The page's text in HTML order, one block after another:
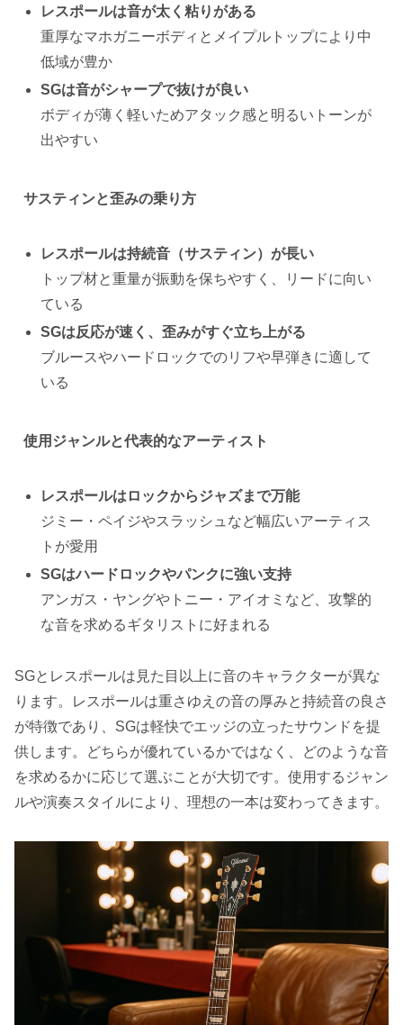
レスポールは音が太く粘りがある
重厚なマホガニーボディとメイプルトップにより中
低域が豊か
SGは音がシャープで抜けが良い
ボディが薄く軽いためアタック感と明るいトーンが
出やすい
サスティンと歪みの乗り方
レスポールは持続音（サスティン）が長い
トップ材と重量が振動を保ちやすく、リードに向い
ている
SGは反応が速く、歪みがすぐ立ち上がる
ブルースやハードロックでのリフや早弾きに適して
いる
使用ジャンルと代表的なアーティスト
レスポールはロックからジャズまで万能
ジミー・ペイジやスラッシュなど幅広いアーティス
トが愛用
SGはハードロックやパンクに強い支持
アンガス・ヤングやトニー・アイオミなど、攻撃的
な音を求めるギタリストに好まれる
SGとレスポールは見た目以上に音のキャラクターが異な
ります。レスポールは重さゆえの音の厚みと持続音の良さ
が特徴であり、SGは軽快でエッジの立ったサウンドを提
供します。どちらが優れているかではなく、どのような音
を求めるかに応じて選ぶことが大切です。使用するジャン
ルや演奏スタイルにより、理想の一本は変わってきます。